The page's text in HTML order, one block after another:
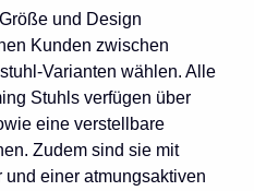
und Design
Kunden zwischen
Varianten wählen. Alle
Stuhls verfügen über
eine verstellbare
Zudem sind sie mit
einer atmungsaktiven